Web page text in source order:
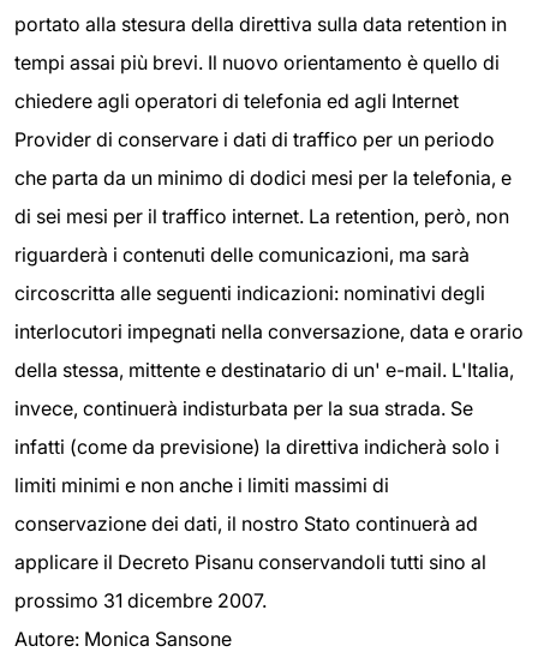
portato alla stesura della direttiva sulla data retention in
tempi assai più brevi. Il nuovo orientamento è quello di
chiedere agli operatori di telefonia ed agli Internet
Provider di conservare i dati di traffico per un periodo
che parta da un minimo di dodici mesi per la telefonia, e
di sei mesi per il traffico internet. La retention, però, non
riguarderà i contenuti delle comunicazioni, ma sarà
circoscritta alle seguenti indicazioni: nominativi degli
interlocutori impegnati nella conversazione, data e orario
della stessa, mittente e destinatario di un' e-mail. L'Italia,
invece, continuerà indisturbata per la sua strada. Se
infatti (come da previsione) la direttiva indicherà solo i
limiti minimi e non anche i limiti massimi di
conservazione dei dati, il nostro Stato continuerà ad
applicare il Decreto Pisanu conservandoli tutti sino al
prossimo 31 dicembre 2007.
Autore: Monica Sansone